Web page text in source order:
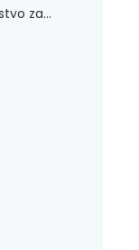
za...